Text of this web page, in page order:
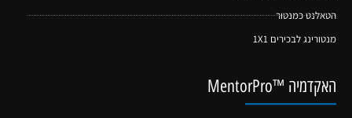
הטאלנט כמנטור
מנטורינג לבכירים 1X1
האקדמיה ™MentorPro